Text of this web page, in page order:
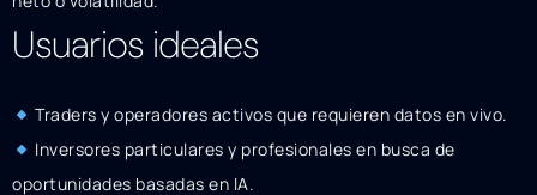
Usuarios ideales
Traders y operadores activos que requieren datos en vivo.
Inversores particulares y profesionales en busca de
oportunidades basadas en IA.